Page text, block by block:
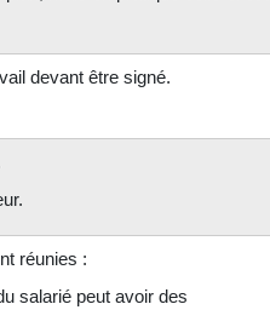
devant être signé.
réunies :
salarié peut avoir des